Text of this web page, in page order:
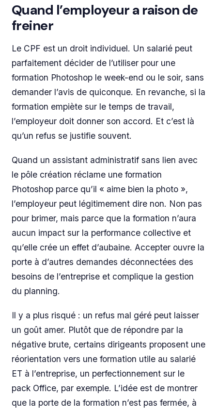
Quand l’employeur a raison de
freiner
Le CPF est un droit individuel. Un salarié peut
parfaitement décider de l’utiliser pour une
formation Photoshop le week-end ou le soir, sans
demander l’avis de quiconque. En revanche, si la
formation empiète sur le temps de travail,
l’employeur doit donner son accord. Et c’est là
qu’un refus se justifie souvent.
Quand un assistant administratif sans lien avec
le pôle création réclame une formation
Photoshop parce qu’il « aime bien la photo »,
l’employeur peut légitimement dire non. Non pas
pour brimer, mais parce que la formation n’aura
aucun impact sur la performance collective et
qu’elle crée un effet d’aubaine. Accepter ouvre la
porte à d’autres demandes déconnectées des
besoins de l’entreprise et complique la gestion
du planning.
Il y a plus risqué : un refus mal géré peut laisser
un goût amer. Plutôt que de répondre par la
négative brute, certains dirigeants proposent une
réorientation vers une formation utile au salarié
ET à l’entreprise, un perfectionnement sur le
pack Office, par exemple. L’idée est de montrer
que la porte de la formation n’est pas fermée, à